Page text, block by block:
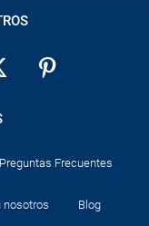
Preguntas Frecuentes
nosotros Blog